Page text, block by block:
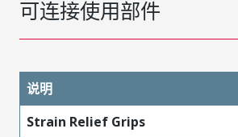
可连接使用部件
说明
Strain Relief Grips